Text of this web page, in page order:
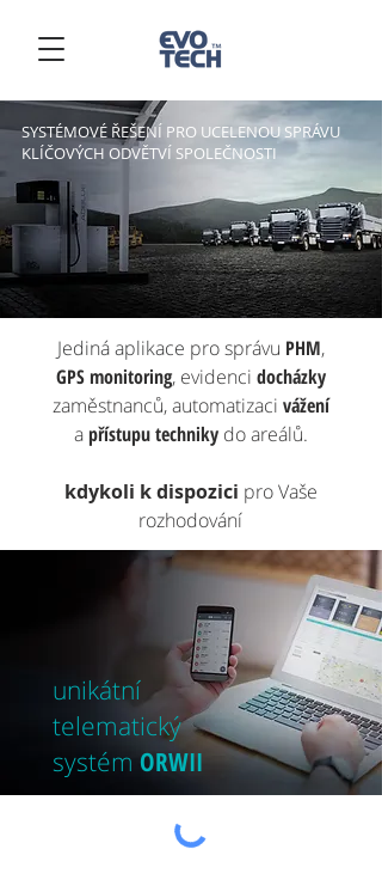
SYSTÉMOVÉ ŘEŠENÍ PRO UCELENOU SPRÁVU
KLÍČOVÝCH ODVĚTVÍ SPOLEČNOSTI
Jediná aplikace pro správu PHM,
GPS monitoring, evidenci docházky
zaměstnanců, automatizaci vážení
a přístupu technikydo areálů.
kdykoli k dispozici pro Vaše
rozhodování
unikátní
telematický
systém ORWII